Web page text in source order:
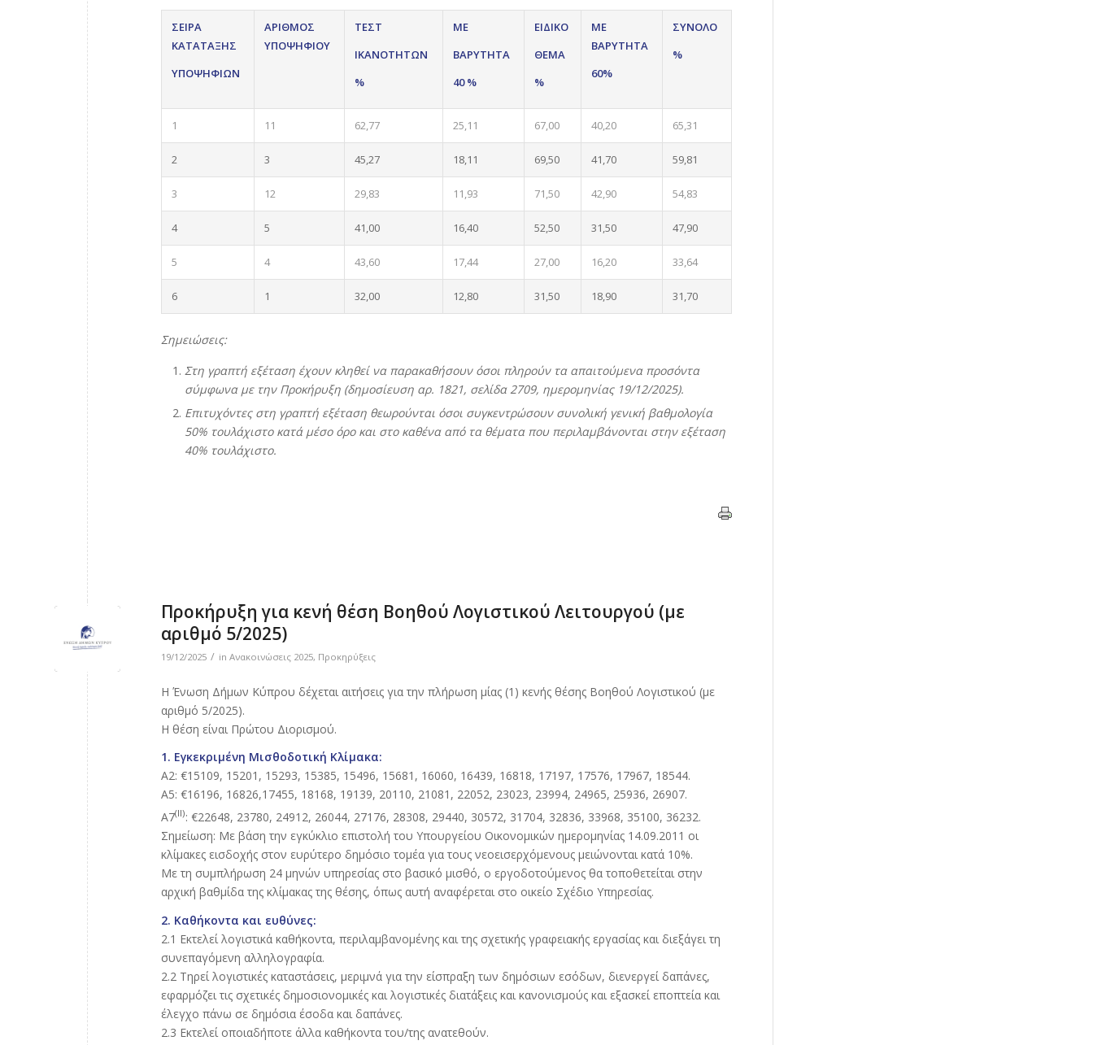
ΣΕΙΡΑ
ΚΑΤΑΤΑΞΗΣ
ΥΠΟΨΗΦΙΩΝ
ΑΡΙΘΜΟΣ
ΥΠΟΨΗΦΙΟΥ
ΤΕΣΤ
ΙΚΑΝΟΤΗΤΩΝ
%
ΜΕ
ΒΑΡΥΤΗΤΑ
40 %
ΕΙΔΙΚΟ
ΘΕΜΑ
%
ΜΕ
ΒΑΡΥΤΗΤΑ
60%
ΣΥΝΟΛΟ
%
1 11 62,77 25,11 67,00 40,20 65,31
2 3 45,27 18,11 69,50 41,70 59,81
3 12 29,83 11,93 71,50 42,90 54,83
4 5 41,00 16,40 52,50 31,50 47,90
5 4 43,60 17,44 27,00 16,20 33,64
6 1 32,00 12,80 31,50 18,90 31,70
Σημειώσεις:
Στη γραπτή εξέταση έχουν κληθεί να παρακαθήσουν όσοι πληρούν τα απαιτούμενα προσόντα
σύμφωνα με την Προκήρυξη (δημοσίευση αρ. 1821, σελίδα 2709, ημερομηνίας 19/12/2025).
Επιτυχόντες στη γραπτή εξέταση θεωρούνται όσοι συγκεντρώσουν συνολική γενική βαθμολογία
50% τουλάχιστο κατά μέσο όρο και στο καθένα από τα θέματα που περιλαμβάνονται στην εξέταση
40% τουλάχιστο.
Προκήρυξη για κενή θέση Βοηθού Λογιστικού Λειτουργού (με
αριθμό 5/2025)
19/12/2025 / in Ανακοινώσεις 2025, Προκηρύξεις
Η Ένωση Δήμων Κύπρου δέχεται αιτήσεις για την πλήρωση μίας (1) κενής θέσης Βοηθού Λογιστικού (με
αριθμό 5/2025).
Η θέση είναι Πρώτου Διορισμού.
1. Εγκεκριμένη Μισθοδοτική Κλίμακα:
Α2: €15109, 15201, 15293, 15385, 15496, 15681, 16060, 16439, 16818, 17197, 17576, 17967, 18544.
A5: €16196, 16826,17455, 18168, 19139, 20110, 21081, 22052, 23023, 23994, 24965, 25936, 26907.
Α7(II): €22648, 23780, 24912, 26044, 27176, 28308, 29440, 30572, 31704, 32836, 33968, 35100, 36232.
Σημείωση: Με βάση την εγκύκλιο επιστολή του Υπουργείου Οικονομικών ημερομηνίας 14.09.2011 οι
κλίμακες εισδοχής στον ευρύτερο δημόσιο τομέα για τους νεοεισερχόμενους μειώνονται κατά 10%.
Με τη συμπλήρωση 24 μηνών υπηρεσίας στο βασικό μισθό, ο εργοδοτούμενος θα τοποθετείται στην
αρχική βαθμίδα της κλίμακας της θέσης, όπως αυτή αναφέρεται στο οικείο Σχέδιο Υπηρεσίας.
2. Καθήκοντα και ευθύνες:
2.1 Εκτελεί λογιστικά καθήκοντα, περιλαμβανομένης και της σχετικής γραφειακής εργασίας και διεξάγει τη
συνεπαγόμενη αλληλογραφία.
2.2 Τηρεί λογιστικές καταστάσεις, μεριμνά για την είσπραξη των δημόσιων εσόδων, διενεργεί δαπάνες,
εφαρμόζει τις σχετικές δημοσιονομικές και λογιστικές διατάξεις και κανονισμούς και εξασκεί εποπτεία και
έλεγχο πάνω σε δημόσια έσοδα και δαπάνες.
2.3 Εκτελεί οποιαδήποτε άλλα καθήκοντα του/της ανατεθούν.